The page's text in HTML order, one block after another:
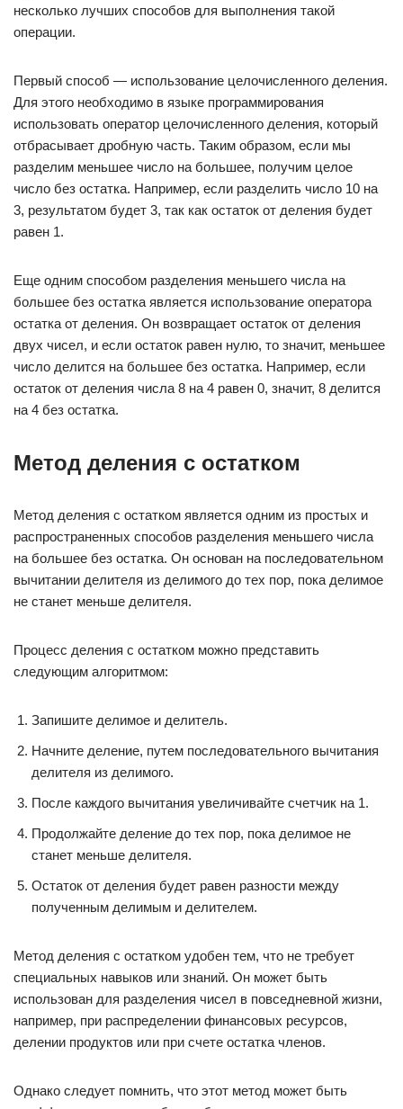
несколько лучших способов для выполнения такой
операции.
Первый способ — использование целочисленного деления.
Для этого необходимо в языке программирования
использовать оператор целочисленного деления, который
отбрасывает дробную часть. Таким образом, если мы
разделим меньшее число на большее, получим целое
число без остатка. Например, если разделить число 10 на
3, результатом будет 3, так как остаток от деления будет
равен 1.
Еще одним способом разделения меньшего числа на
большее без остатка является использование оператора
остатка от деления. Он возвращает остаток от деления
двух чисел, и если остаток равен нулю, то значит, меньшее
число делится на большее без остатка. Например, если
остаток от деления числа 8 на 4 равен 0, значит, 8 делится
на 4 без остатка.
Метод деления с остатком
Метод деления с остатком является одним из простых и
распространенных способов разделения меньшего числа
на большее без остатка. Он основан на последовательном
вычитании делителя из делимого до тех пор, пока делимое
не станет меньше делителя.
Процесс деления с остатком можно представить
следующим алгоритмом:
Запишите делимое и делитель.
Начните деление, путем последовательного вычитания
делителя из делимого.
После каждого вычитания увеличивайте счетчик на 1.
Продолжайте деление до тех пор, пока делимое не
станет меньше делителя.
Остаток от деления будет равен разности между
полученным делимым и делителем.
Метод деления с остатком удобен тем, что не требует
специальных навыков или знаний. Он может быть
использован для разделения чисел в повседневной жизни,
например, при распределении финансовых ресурсов,
делении продуктов или при счете остатка членов.
Однако следует помнить, что этот метод может быть